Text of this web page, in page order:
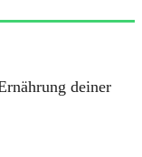
deiner